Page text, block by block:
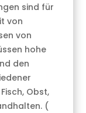
sind für
von
von
hohe
den
Obst,
(